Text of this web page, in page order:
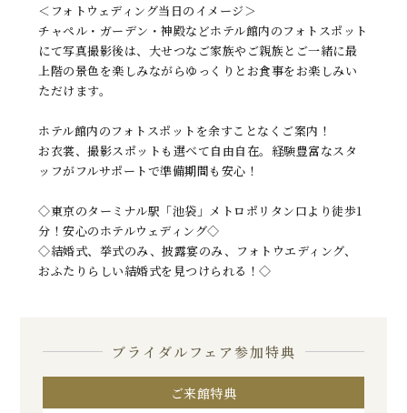
＜フォトウェディング当日のイメージ＞
チャペル・ガーデン・神殿などホテル館内のフォトスポット
にて写真撮影後は、大せつなご家族やご親族とご一緒に最
上階の景色を楽しみながらゆっくりとお食事をお楽しみい
ただけます。
ホテル館内のフォトスポットを余すことなくご案内！
お衣裳、撮影スポットも選べて自由自在。経験豊富なスタ
ッフがフルサポートで準備期間も安心！
◇東京のターミナル駅「池袋」メトロポリタン口より徒歩1
分！安心のホテルウェディング◇
◇結婚式、挙式のみ、披露宴のみ、フォトウエディング、
おふたりらしい結婚式を見つけられる！◇
ブライダルフェア参加特典
ご来館特典